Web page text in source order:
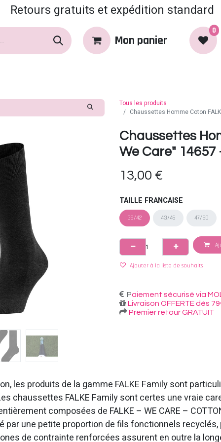
Retours gratuits et expédition standard
Mon panier
0
Tous les produits
Chaussettes Homme Coton
Chaussettes
We Care"
13,00 €
TAILLE FRANCAISE
39/42 43/46 47/50
Ajouter à la liste de souhaits
Paiement sécurisé via
Livraison OFFERTE dès
Premier retour GRATUIT
les produits de la gamme FALKE Family sont
chaussettes FALKE Family sont certes une vraie
composées de FALKE – WE CARE –
une petite proportion de fils fonctionnels
de contrainte renforcées assurent en outre la